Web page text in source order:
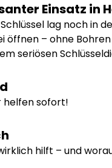
Einsatz in
lag noch in
– ohne
seriösen
helfen sofort!
hilft – und